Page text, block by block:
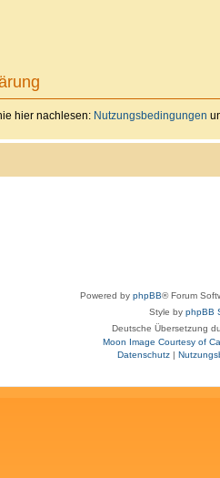
hier nachlesen: Nutzungsbedingungen
Powered by phpBB® Forum
Style by phpBB
Deutsche Übersetzung
Moon Image Courtesy of
Datenschutz|